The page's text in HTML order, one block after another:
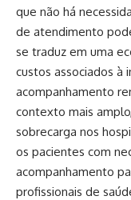
que não há
de atendimento
se traduz em uma
custos associados à
acompanhamento
contexto mais
sobrecarga nos
os pacientes com
acompanhamento
profissionais de